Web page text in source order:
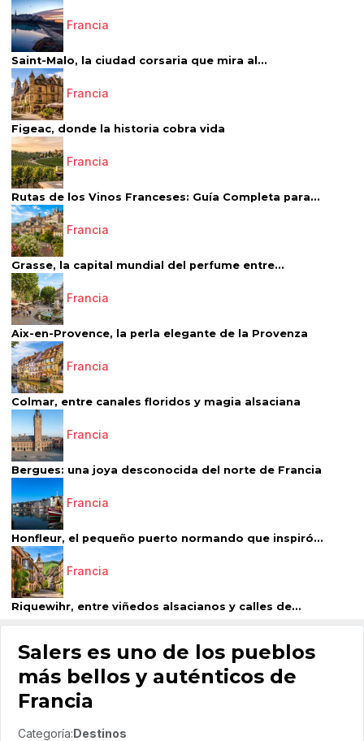
Francia
Saint-Malo, la ciudad corsaria que mira al...
Francia
Figeac, donde la historia cobra vida
Francia
Rutas de los Vinos Franceses: Guía Completa para...
Francia
Grasse, la capital mundial del perfume entre...
Francia
Aix-en-Provence, la perla elegante de la Provenza
Francia
Colmar, entre canales floridos y magia alsaciana
Francia
Bergues: una joya desconocida del norte de Francia
Francia
Honfleur, el pequeño puerto normando que inspiró...
Francia
Riquewihr, entre viñedos alsacianos y calles de...
Salers es uno de los pueblos
más bellos y auténticos de
Francia
Categoría:Destinos